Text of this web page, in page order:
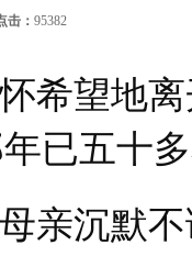
击： 95382
望地离
已五十
沉默不